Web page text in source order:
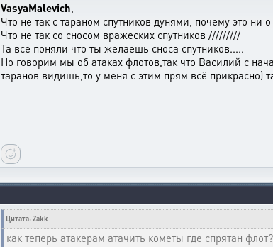
VasyaMalevich,
Что не так с тараном спутников дунями, почему это ни
Что не так со сносом вражеских спутников /////////
Та все поняли что ты желаешь сноса спутников.....
Но говорим мы об атаках флотов,так что Василий с
таранов видишь,то у меня с этим прям всё прикрасно)
Цитата: Zakk
как теперь атакерам атачить кометы где спрятан флот?